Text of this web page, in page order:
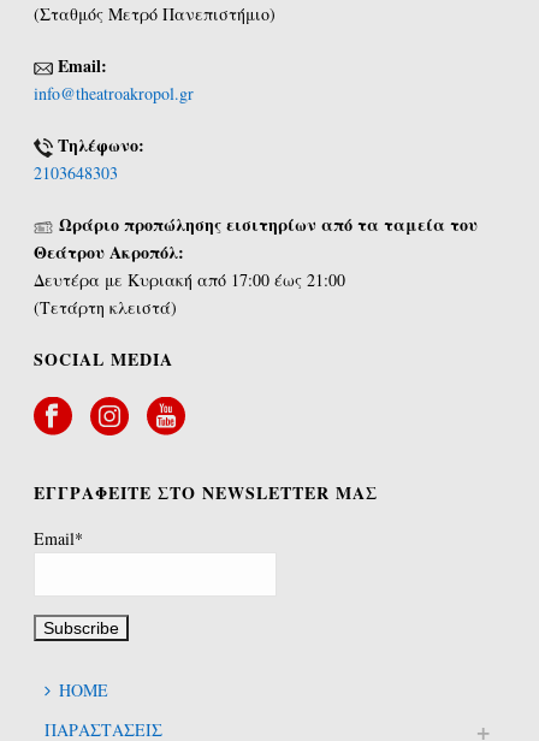
(Σταθμός Μετρό Πανεπιστήμιο)
Email:
info@theatroakropol.gr
Τηλέφωνο:
2103648303
Ωράριο προπώλησης εισιτηρίων από τα ταμεία του
Θεάτρου Ακροπόλ:
Δευτέρα με Κυριακή από 17:00 έως 21:00
(Τετάρτη κλειστά)
SOCIAL MEDIA
ΕΓΓΡΑΦΕΙΤΕ ΣΤΟ NEWSLETTER ΜΑΣ
Email*
HOME
ΠΑΡΑΣΤΑΣΕΙΣ